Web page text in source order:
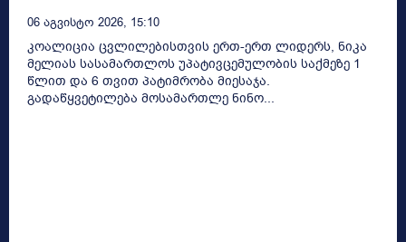
06 Აგვისტო 2026, 15:10
კოალიცია ცვლილებისთვის ერთ-ერთ ლიდერს, ნიკა
მელიას სასამართლოს უპატივცემულობის საქმეზე 1
წლით და 6 თვით პატიმრობა მიესაჯა.
გადაწყვეტილება მოსამართლე ნინო...